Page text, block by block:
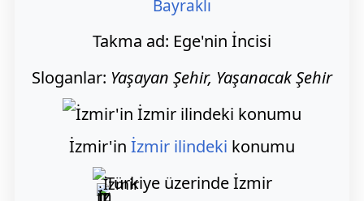
Bayraklı
Takma ad: Ege'nin İncisi
Sloganlar: Yaşayan Şehir, Yaşanacak Şehir
İzmir'in İzmir ilindeki konumu
İzmir